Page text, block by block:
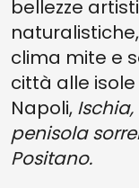
bellezze
clima mite e
città alle
Napoli,
penisola
Positano.